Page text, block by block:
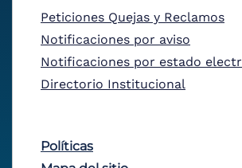
Peticiones Quejas y Reclamos
Notificaciones por aviso
Notificaciones por estado
Directorio Institucional
Políticas